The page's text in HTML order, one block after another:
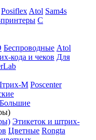
Posiflex Atol Sam4s
С
Беспроводные Atol
кода и чеков Для
М Poscenter
Большие
Этикеток и штрих-
Цветные Rongta